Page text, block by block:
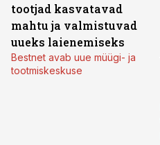
tootjad kasvatavad
mahtu ja valmistuvad
uueks laienemiseks
Bestnet avab uue müügi- ja
tootmiskeskuse